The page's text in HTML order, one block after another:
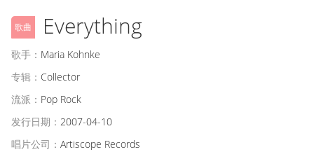
歌曲 Everything
歌手： Maria Kohnke
专辑： Collector
流派： Pop Rock
发行日期： 2007-04-10
唱片公司： Artiscope Records